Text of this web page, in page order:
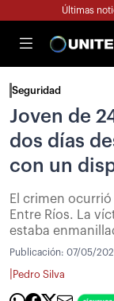
Últimas
Seguridad
Joven de
dos días
con un
El crimen
Entre Ríos. La
estaba
Publicación: 07/05/
Pedro Silva